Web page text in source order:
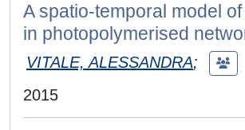
A spatio-temporal model
in photopolymerised
VITALE, ALESSANDRA;
2015